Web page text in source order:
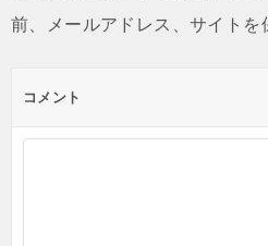
前、メールアドレス、サイトを
コメント